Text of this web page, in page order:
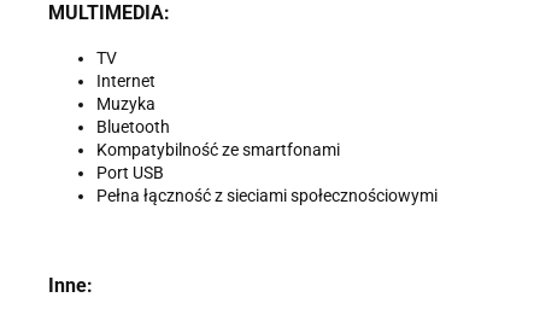
MULTIMEDIA:
TV
Internet
Muzyka
Bluetooth
Kompatybilność ze smartfonami
Port USB
Pełna łączność z sieciami społecznościowymi
Inne: